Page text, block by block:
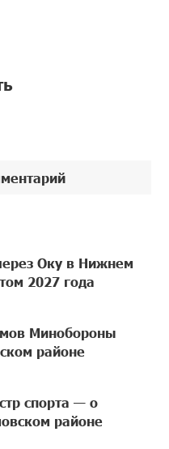
Оку в Нижнем
2027 года
Минобороны
районе
спорта — о
районе